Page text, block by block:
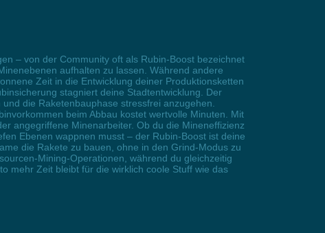
– von der Community oft als Rubin-Boost bezeichnet
aufhalten zu lassen. Während andere
Zeit in die Entwicklung deiner Produktionsketten
stagniert deine Stadtentwicklung. Der
die Raketenbauphase stressfrei anzugehen.
beim Abbau kostet wertvolle Minuten. Mit
angegriffene Minenarbeiter. Ob du die Mineneffizienz
Ebenen wappnen musst – der Rubin-Boost ist deine
die Rakete zu bauen, ohne in den Grind-Modus zu
Mining-Operationen, während du gleichzeitig
mehr Zeit bleibt für die wirklich coole Stuff wie das